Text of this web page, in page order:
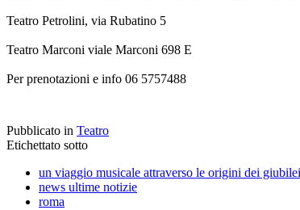
Teatro Petrolini, via Rubatino 5
Teatro Marconi viale Marconi 698 E
Per prenotazioni e info 06 5757488
Pubblicato in Teatro
Etichettato sotto
un viaggio musicale attraverso le origini dei
news ultime notizie
roma